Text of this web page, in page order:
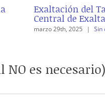
Exaltación del
Central de
marzo 29th, 2025 | Sin
es